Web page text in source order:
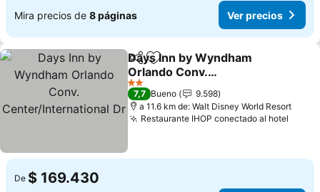
Mira precios de 8 páginas Ver precios
CompartirAgregar a favoritos
Days Inn by Wyndham
Orlando Conv.
Center/International Dr
Ver precios
2 Estrellas
7,7 Bueno
9.598
a 11.6 km de: Walt Disney World Resort
Restaurante IHOP conectado al hotel
De $ 169.430